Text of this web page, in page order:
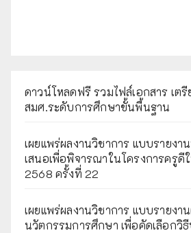
ดาวน์โหลดฟรี รวมไฟล์เอกสาร เต
สมศ.ระดับการศึกษาขั้นพื้นฐาน
เผยแพร่ผลงานวิชาการ แบบรายงา
เสนอเพื่อพิจารณาในโครงการครูดี
2568 ครั้งที่ 22
เผยแพร่ผลงานวิชาการ แบบรายงา
นวัตกรรมการศึกษา เพื่อคัดเลือกวิ